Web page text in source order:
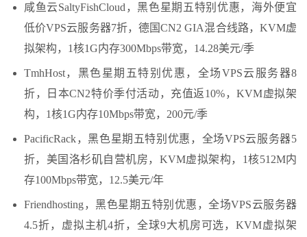
咸鱼云SaltyFishCloud，黑色星期五特别优惠，海外便宜
低价VPS云服务器7折，德国CN2 GIA混合线路，KVM虚
拟架构，1核1G内存300Mbps带宽，14.28美元/季
TmhHost，黑色星期五特别优惠，全场VPS云服务器8
折，日本CN2特价季付活动，充值返10%，KVM虚拟架
构，1核1G内存10Mbps带宽，200元/季
PacificRack，黑色星期五特别优惠，全场VPS云服务器5
折，美国洛杉矶自营机房，KVM虚拟架构，1核512M内
存100Mbps带宽，12.5美元/年
Friendhosting，黑色星期五特别优惠，全场VPS云服务器
4.5折，虚拟主机4折，全球9大机房可选，KVM虚拟架